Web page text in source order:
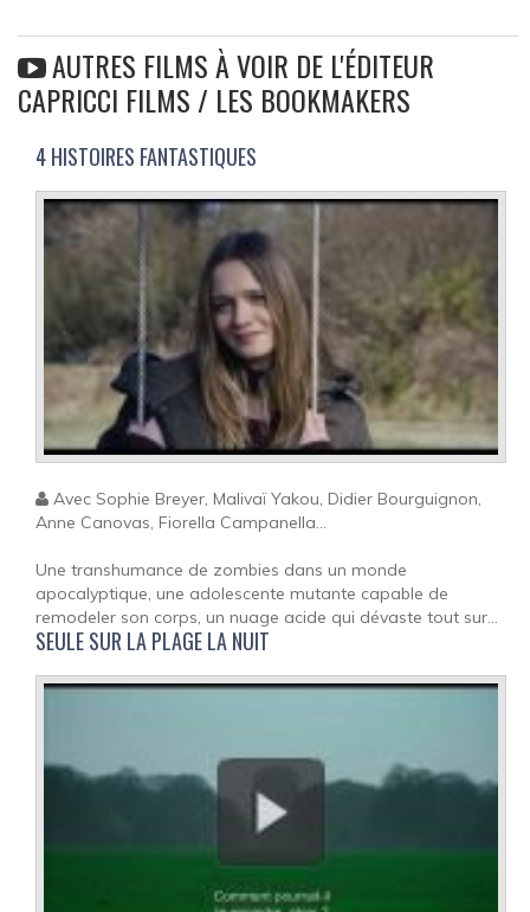
AUTRES FILMS À VOIR DE L'ÉDITEUR
CAPRICCI FILMS / LES BOOKMAKERS
4 HISTOIRES FANTASTIQUES
Avec Sophie Breyer, Malivaï Yakou, Didier Bourguignon,
Anne Canovas, Fiorella Campanella...
Une transhumance de zombies dans un monde
apocalyptique, une adolescente mutante capable de
remodeler son corps, un nuage acide qui dévaste tout sur...
SEULE SUR LA PLAGE LA NUIT